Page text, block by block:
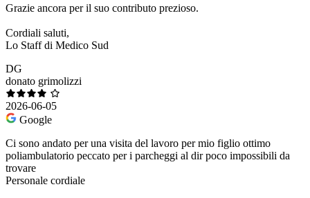
Grazie ancora per il suo contributo prezioso.
Cordiali saluti,
Lo Staff di Medico Sud
DG
donato grimolizzi
2026-06-05
Google
Ci sono andato per una visita del lavoro per mio figlio ottimo
poliambulatorio peccato per i parcheggi al dir poco impossibili da
trovare
Personale cordiale